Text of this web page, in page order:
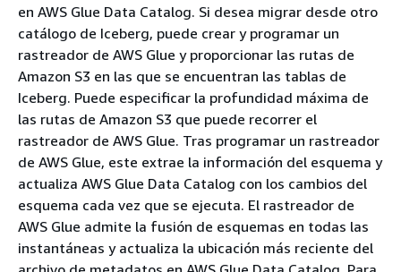
en AWS Glue Data Catalog. Si desea migrar desde otro
catálogo de Iceberg, puede crear y programar un
rastreador de AWS Glue y proporcionar las rutas de
Amazon S3 en las que se encuentran las tablas de
Iceberg. Puede especificar la profundidad máxima de
las rutas de Amazon S3 que puede recorrer el
rastreador de AWS Glue. Tras programar un rastreador
de AWS Glue, este extrae la información del esquema y
actualiza AWS Glue Data Catalog con los cambios del
esquema cada vez que se ejecuta. El rastreador de
AWS Glue admite la fusión de esquemas en todas las
instantáneas y actualiza la ubicación más reciente del